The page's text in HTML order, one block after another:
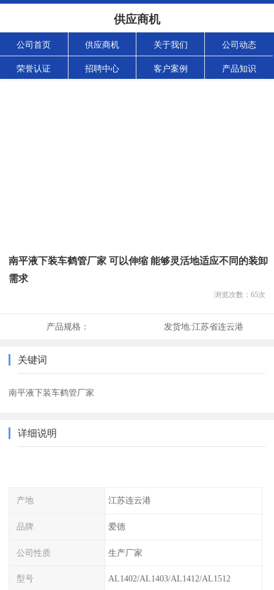
供应商机
公司首页 供应商机 关于我们 公司动态
荣誉认证 招聘中心 客户案例 产品知识
南平液下装车鹤管厂家 可以伸缩 能够灵活地适应不同的装卸
需求
浏览次数： 65次
产品规格： 发货地:江苏省连云港
关键词
南平液下装车鹤管厂家
详细说明
产地 江苏连云港
品牌 爱德
公司性质 生产厂家
型号 AL1402/AL1403/AL1412/AL1512